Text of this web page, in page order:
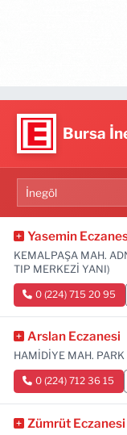
Bursa
Yasemin
KEMALPAŞA MAH.
TIP MERKEZİ YANI)
0 (224) 715 20 95
Arslan Eczanesi
HAMİDİYE MAH. PARK
0 (224) 712 36 15
Zümrüt Eczanesi